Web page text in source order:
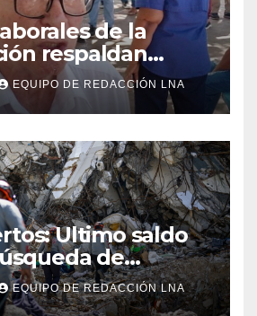
de la
respaldan
de Bono
de 100 dólares
pensionados y
EQUIPO DE REDACCIÓN LNA
Ultimo saldo
de
continúa entre los
EQUIPO DE REDACCIÓN LNA